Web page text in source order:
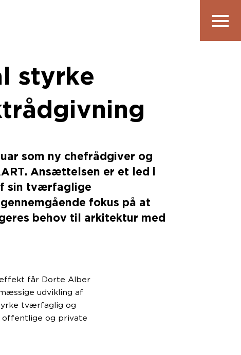
styrke
som ny chefrådgiver og
Ansættelsen er et led i
sin tværfaglige
fokus på at
behov til arkitektur med
får Dorte Alber
udvikling af
tværfaglig og
offentlige og private